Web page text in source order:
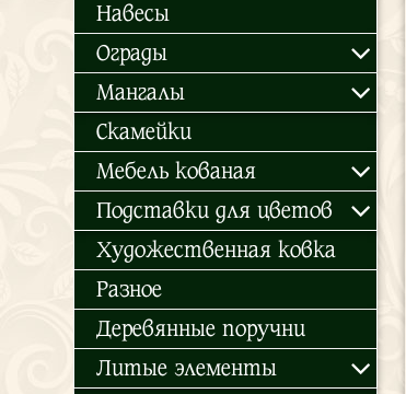
Навесы
Ограды
Мангалы
Скамейки
Мебель кованая
Подставки для цветов
Художественная ковка
Разное
Деревянные поручни
Литые элементы